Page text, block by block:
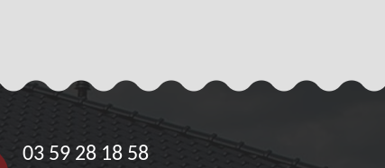
03 59 28 18 58